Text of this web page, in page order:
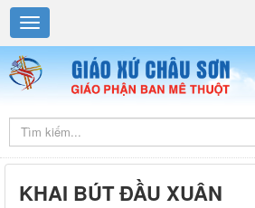
KHAI BÚT ĐẦU XUÂN